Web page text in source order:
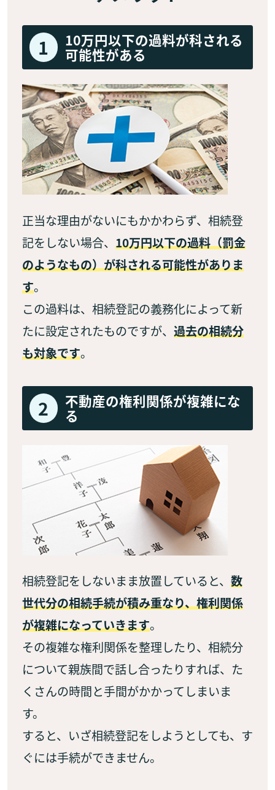
1 10万円以下の過料が科される
可能性がある
正当な理由がないにもかかわらず、相続登
記をしない場合、 10万円以下の過料（罰金
のようなもの）が科される可能性がありま
す。
この過料は、相続登記の義務化によって新
たに設定されたものですが、 過去の相続分
も対象です。
2 不動産の権利関係が複雑にな
る
相続登記をしないまま放置していると、 数
世代分の相続手続が積み重なり、権利関係
が複雑になっていきます。
その複雑な権利関係を整理したり、相続分
について親族間で話し合ったりすれば、た
くさんの時間と手間がかかってしまいま
す。
すると、いざ相続登記をしようとしても、す
ぐには手続ができません。